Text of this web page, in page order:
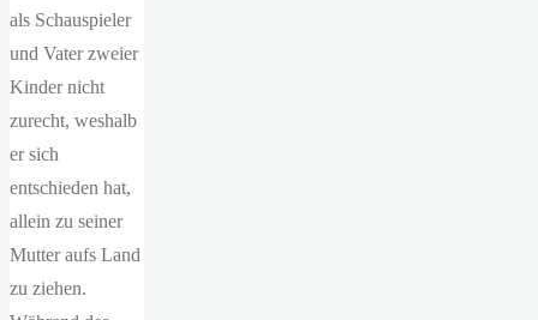
als Schauspieler
und Vater zweier
Kinder nicht
zurecht, weshalb
er sich
entschieden hat,
allein zu seiner
Mutter aufs Land
zu ziehen.